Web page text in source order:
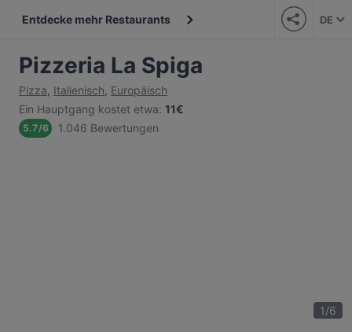
Entdecke mehr Restaurants DE
Pizzeria La Spiga
Pizza, Italienisch, Europäisch
Ein Hauptgang kostet etwa: 11€
5.7/6 1.046 Bewertungen
1/6